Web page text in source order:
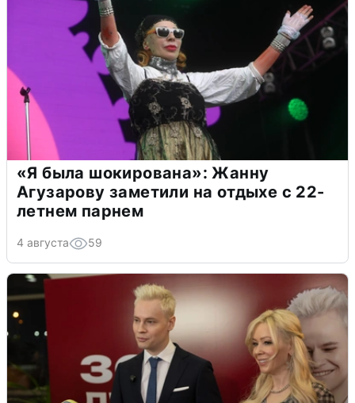
«Я была шокирована»: Жанну
Агузарову заметили на отдыхе с 22-
летнем парнем
4 августа 59